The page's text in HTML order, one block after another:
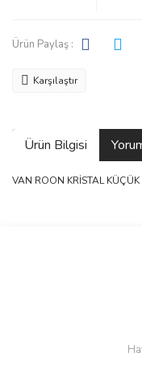
Ürün Paylaş :
Karşılaştır
Ürün Bilgisi
VAN ROON KRİSTAL KÜÇÜK
Bu
Ürün resmi kalitesiz,
Ürün
Ürün bilgilerinde